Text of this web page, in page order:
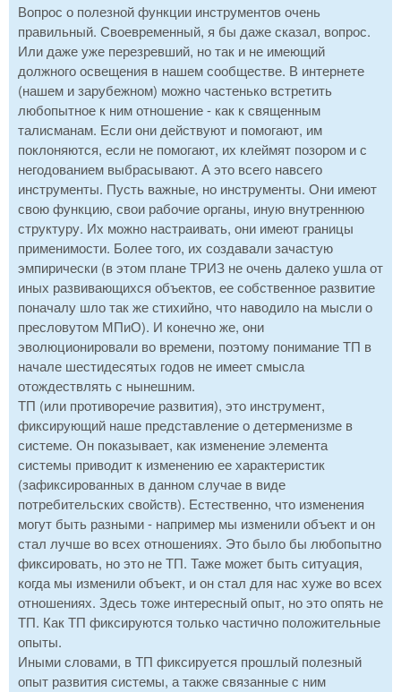
Вопрос о полезной функции инструментов очень
правильный. Своевременный, я бы даже сказал, вопрос.
Или даже уже перезревший, но так и не имеющий
должного освещения в нашем сообществе. В интернете
(нашем и зарубежном) можно частенько встретить
любопытное к ним отношение - как к священным
талисманам. Если они действуют и помогают, им
поклоняются, если не помогают, их клеймят позором и с
негодованием выбрасывают. А это всего навсего
инструменты. Пусть важные, но инструменты. Они имеют
свою функцию, свои рабочие органы, иную внутреннюю
структуру. Их можно настраивать, они имеют границы
применимости. Более того, их создавали зачастую
эмпирически (в этом плане ТРИЗ не очень далеко ушла от
иных развивающихся объектов, ее собственное развитие
поначалу шло так же стихийно, что наводило на мысли о
пресловутом МПиО). И конечно же, они
эволюционировали во времени, поэтому понимание ТП в
начале шестидесятых годов не имеет смысла
отождествлять с нынешним.
ТП (или противоречие развития), это инструмент,
фиксирующий наше представление о детерменизме в
системе. Он показывает, как изменение элемента
системы приводит к изменению ее характеристик
(зафиксированных в данном случае в виде
потребительских свойств). Естественно, что изменения
могут быть разными - например мы изменили объект и он
стал лучше во всех отношениях. Это было бы любопытно
фиксировать, но это не ТП. Таже может быть ситуация,
когда мы изменили объект, и он стал для нас хуже во всех
отношениях. Здесь тоже интересный опыт, но это опять не
ТП. Как ТП фиксируются только частично положительные
опыты.
Иными словами, в ТП фиксируется прошлый полезный
опыт развития системы, а также связанные с ним